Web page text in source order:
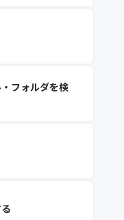
フォルダを検